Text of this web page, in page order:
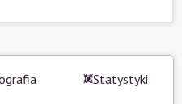
Statystyki